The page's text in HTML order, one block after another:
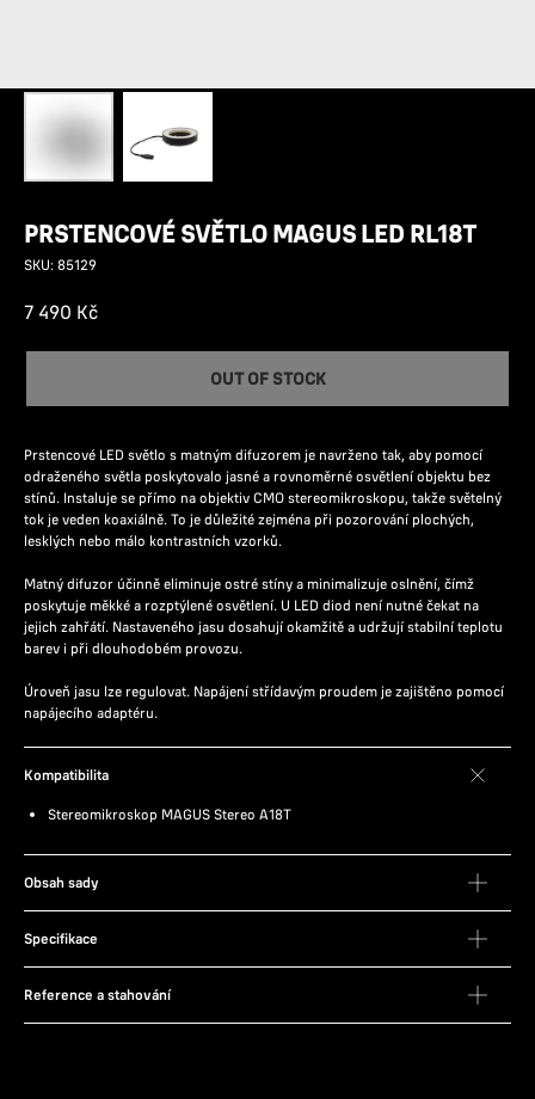
PRSTENCOVÉ SVĚTLO MAGUS LED RL18T
SKU: 85129
7 490 Kč
OUT OF STOCK
Prstencové LED světlo s matným difuzorem je navrženo tak, aby pomocí
odraženého světla poskytovalo jasné a rovnoměrné osvětlení objektu bez
stínů. Instaluje se přímo na objektiv CMO stereomikroskopu, takže světelný
tok je veden koaxiálně. To je důležité zejména při pozorování plochých,
lesklých nebo málo kontrastních vzorků.
Matný difuzor účinně eliminuje ostré stíny a minimalizuje oslnění, čímž
poskytuje měkké a rozptýlené osvětlení. U LED diod není nutné čekat na
jejich zahřátí. Nastaveného jasu dosahují okamžitě a udržují stabilní teplotu
barev i při dlouhodobém provozu.
Úroveň jasu lze regulovat. Napájení střídavým proudem je zajištěno pomocí
napájecího adaptéru.
Kompatibilita
Stereomikroskop MAGUS Stereo A18T
Obsah sady
Specifikace
Reference a stahování